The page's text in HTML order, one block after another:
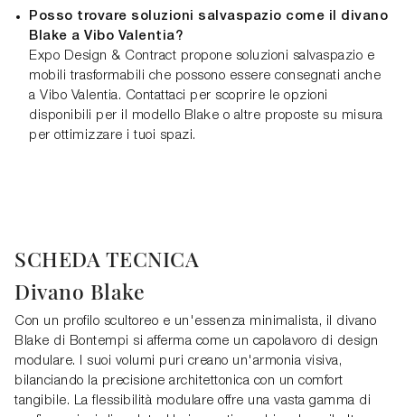
Posso trovare soluzioni salvaspazio come il divano
Blake a Vibo Valentia?
Expo Design & Contract propone soluzioni salvaspazio e
mobili trasformabili che possono essere consegnati anche
a Vibo Valentia. Contattaci per scoprire le opzioni
disponibili per il modello Blake o altre proposte su misura
per ottimizzare i tuoi spazi.
SCHEDA TECNICA
Divano Blake
Con un profilo scultoreo e un'essenza minimalista, il divano
Blake di Bontempi si afferma come un capolavoro di design
modulare. I suoi volumi puri creano un'armonia visiva,
bilanciando la precisione architettonica con un comfort
tangibile. La flessibilità modulare offre una vasta gamma di